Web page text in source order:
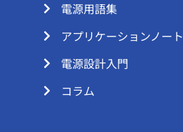
電源用語集
アプリケーションノート
電源設計入門
コラム